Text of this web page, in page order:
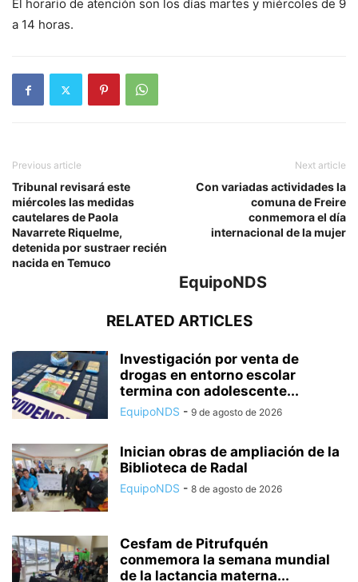
El horario de atención son los días martes y miércoles de 9
a 14 horas.
Previous article
Tribunal revisará este
miércoles las medidas
cautelares de Paola
Navarrete Riquelme,
detenida por sustraer recién
nacida en Temuco
Next article
Con variadas actividades la
comuna de Freire
conmemora el día
internacional de la mujer
EquipoNDS
RELATED ARTICLES
Investigación por venta de
drogas en entorno escolar
termina con adolescente...
EquipoNDS - 9 de agosto de 2026
Inician obras de ampliación de la
Biblioteca de Radal
EquipoNDS - 8 de agosto de 2026
Cesfam de Pitrufquén
conmemora la semana mundial
de la lactancia materna...